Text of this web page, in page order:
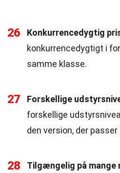
26 Konkurrencedygtig
konkurrencedygtigt i
samme klasse.
27 Forskellige
forskellige
den version, der
28 Tilgængelig på mange